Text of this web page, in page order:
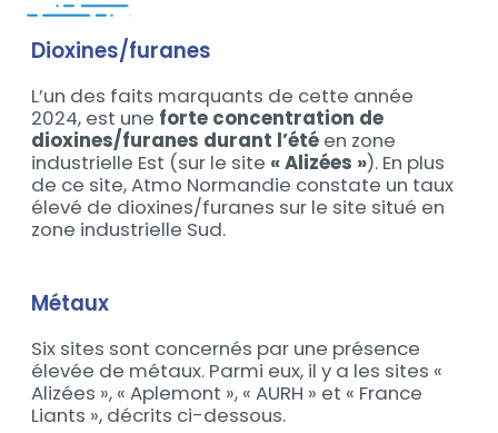
Dioxines/furanes
L’un des faits marquants de cette année
2024, est une forte concentration de
dioxines/furanes durant l’étéen zone
industrielle Est (sur le site « Alizées »). En plus
de ce site, Atmo Normandie constate un taux
élevé de dioxines/furanes sur le site situé en
zone industrielle Sud.
Métaux
Six sites sont concernés par une présence
élevée de métaux. Parmi eux, il y a les sites «
Alizées », « Aplemont », « AURH » et « France
Liants », décrits ci-dessous.